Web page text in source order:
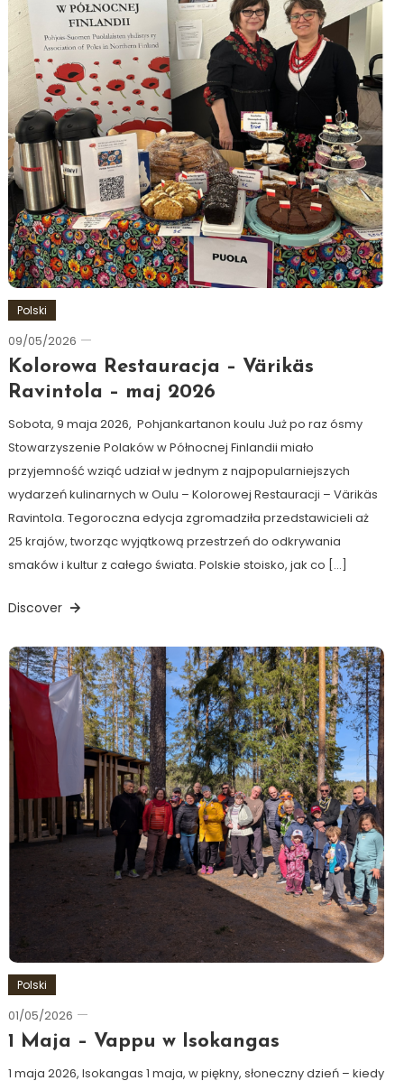
Polski
09/05/2026
Ewa
Hildén
Kolorowa Restauracja – Värikäs
Ravintola – maj 2026
Sobota, 9 maja 2026, Pohjankartanon koulu Już po raz ósmy
Stowarzyszenie Polaków w Północnej Finlandii miało
przyjemność wziąć udział w jednym z najpopularniejszych
wydarzeń kulinarnych w Oulu – Kolorowej Restauracji – Värikäs
Ravintola. Tegoroczna edycja zgromadziła przedstawicieli aż
25 krajów, tworząc wyjątkową przestrzeń do odkrywania
smaków i kultur z całego świata. Polskie stoisko, jak co […]
Discover
Polski
01/05/2026
Ewa
Hildén
1 Maja – Vappu w Isokangas
1 maja 2026, Isokangas 1 maja, w piękny, słoneczny dzień – kiedy